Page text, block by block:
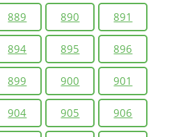
889 890 891
894 895 896
899 900 901
904 905 906